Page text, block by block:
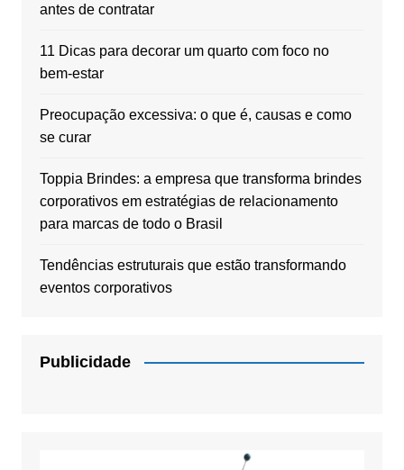
antes de contratar
11 Dicas para decorar um quarto com foco no
bem-estar
Preocupação excessiva: o que é, causas e como
se curar
Toppia Brindes: a empresa que transforma brindes
corporativos em estratégias de relacionamento
para marcas de todo o Brasil
Tendências estruturais que estão transformando
eventos corporativos
Publicidade